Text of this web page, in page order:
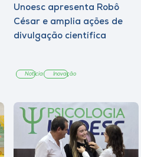
Unoesc apresenta Robô
César e amplia ações de
divulgação científica
Notícia Inovação